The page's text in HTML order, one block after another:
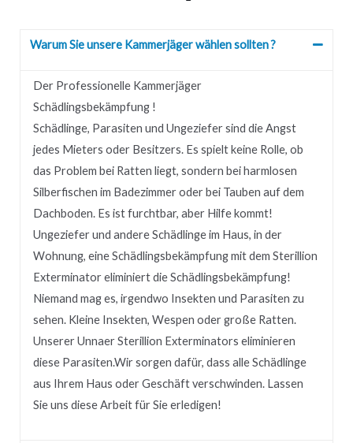
Warum Sie unsere Kammerjäger wählen sollten ?
Der Professionelle Kammerjäger
Schädlingsbekämpfung !
Schädlinge, Parasiten und Ungeziefer sind die Angst
jedes Mieters oder Besitzers. Es spielt keine Rolle, ob
das Problem bei Ratten liegt, sondern bei harmlosen
Silberfischen im Badezimmer oder bei Tauben auf dem
Dachboden. Es ist furchtbar, aber Hilfe kommt!
Ungeziefer und andere Schädlinge im Haus, in der
Wohnung, eine Schädlingsbekämpfung mit dem Sterillion
Exterminator eliminiert die Schädlingsbekämpfung!
Niemand mag es, irgendwo Insekten und Parasiten zu
sehen. Kleine Insekten, Wespen oder große Ratten.
UnsererUnnaerSterillion Exterminators eliminieren
diese Parasiten.Wir sorgen dafür, dass alle Schädlinge
aus Ihrem Haus oder Geschäft verschwinden. Lassen
Sie uns diese Arbeit für Sie erledigen!